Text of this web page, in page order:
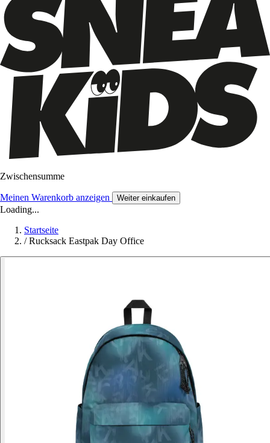
Zwischensumme
Meinen Warenkorb anzeigen Weiter einkaufen
Loading...
Startseite
/ Rucksack Eastpak Day Office